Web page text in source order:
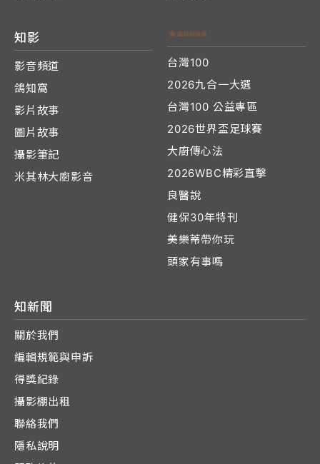
知影
影音頻道
鴿知窩
影片故事
圖片故事
攝影筆記
米其林大廚影音
台灣100
2026九合一大選
台灣100 公益專區
2026世界盃足球賽
大廚傳心法
2026WBC精彩直擊
良醫說
健保30年特刊
美樂蒂帶你玩
頭家有事嗎
知新聞
關於我們
編輯規範與申訴
得獎紀錄
攝影棚出租
聯絡我們
隱私說明